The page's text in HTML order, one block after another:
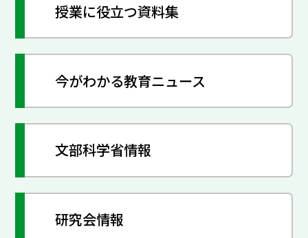
授業に役立つ資料集
今がわかる教育ニュース
文部科学省情報
研究会情報